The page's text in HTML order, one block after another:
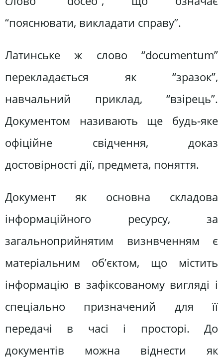
“пояснювати, викладати справу”.
Латинське ж слово “documentum”
перекладається як “зразок”,
навчальний приклад, “взірець”.
Документом називають ще будь-яке
офіційне свідчення, доказ
достовірності дії, предмета, поняття.
Документ як основна складова
інформаційного ресурсу, за
загальноприйнятим визнвченням є
матеріальним об’єктом, що містить
інформацію в зафіксованому вигляді і
спеціально призначений для її
передачі в часі і просторі. До
документів можна віднести як